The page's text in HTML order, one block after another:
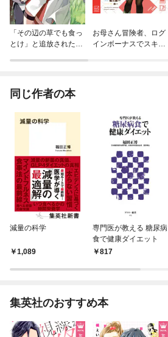
「その辺の草でも食っ
とけ」と追放された無
無双する
お母さん冒険者、ログ
インボーナスでスキル
同じ作者の本
減量の科学
1,089
専門医が教える 糖尿病
食で健康ダイエット
817
集英社のおすすめ本